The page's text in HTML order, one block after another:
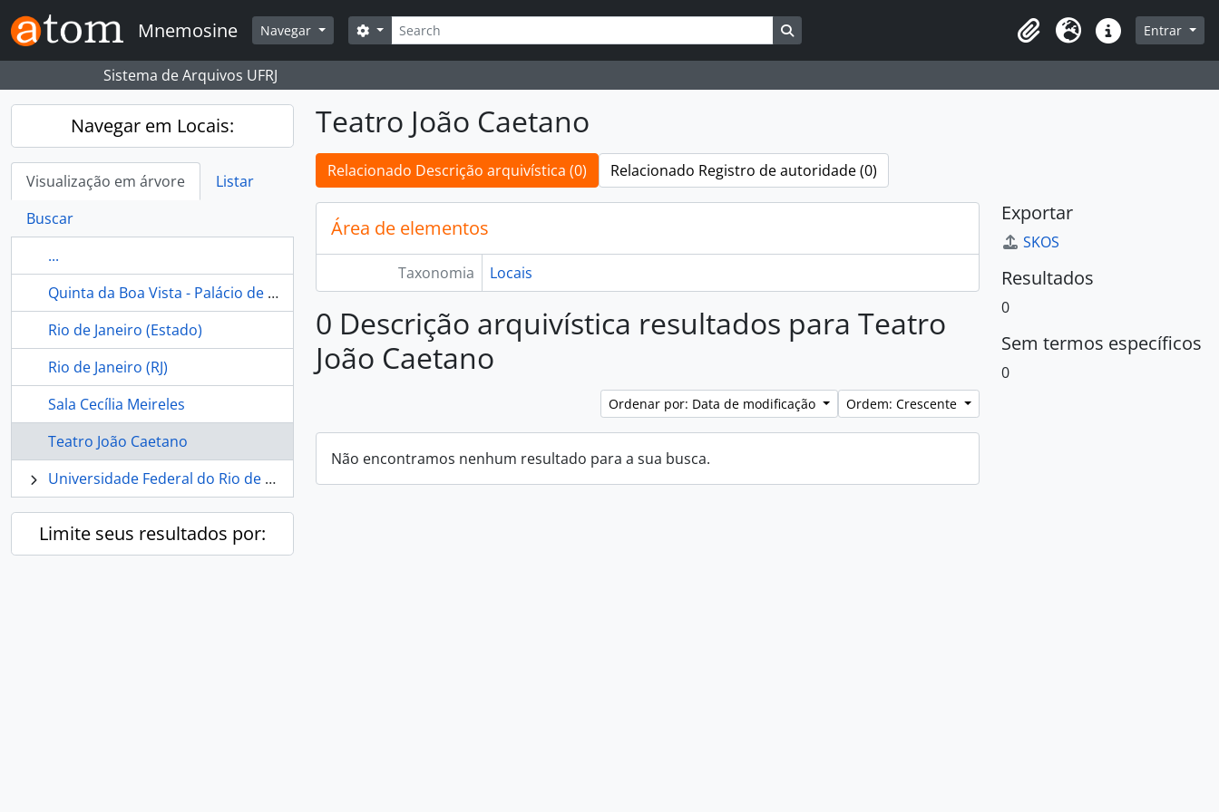
Skip to main content
Mnemosine Navegar Buscar
Opções de busca
Área de Transferência
Idioma Atalhos Entrar
Sistema de Arquivos UFRJ
Navegar em Locais:
Visualização em árvore
Listar
Buscar
...
Quinta da Boa Vista - Palácio de São Cristóvão - Museu Nacional - Rio de Janeiro (Brasil)
Rio de Janeiro (Estado)
Rio de Janeiro (RJ)
Sala Cecília Meireles
Teatro João Caetano
Universidade Federal do Rio de Janeiro
Limite seus resultados por:
Teatro João Caetano
Relacionado Descrição arquivística (0) Relacionado Registro de autoridade (0)
Área de elementos
Taxonomia Locais
0 Descrição arquivística resultados para Teatro
João Caetano
Ordenar por: Data de modificação Ordem: Crescente
Não encontramos nenhum resultado para a sua busca.
Exportar
SKOS
Resultados
0
Sem termos específicos
0